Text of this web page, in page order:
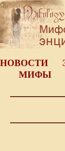
НОВОСТИ
МИФЫ